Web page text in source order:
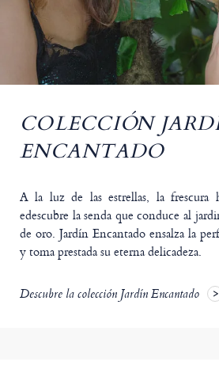
COLECCIÓN
ENCANTADO
A la luz de las estrellas, la frescura
edescubre la senda que conduce al
de oro. Jardín Encantado ensalza la
y toma prestada su eterna delicadeza.
Descubre la colección Jardín Encantado